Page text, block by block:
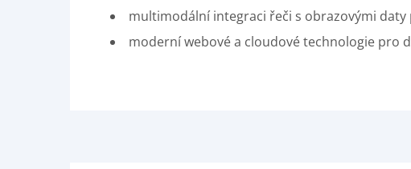
multimodální integraci řeči s obrazovými
moderní webové a cloudové technologie pro